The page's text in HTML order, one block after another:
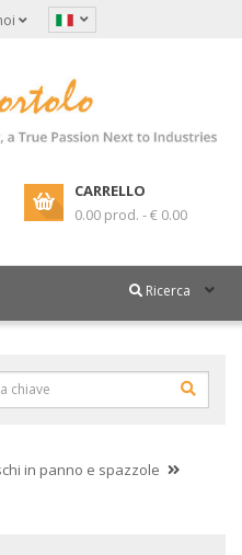
CARRELLO
0.00 prod. - € 0.00
Ricerca
in panno e spazzole